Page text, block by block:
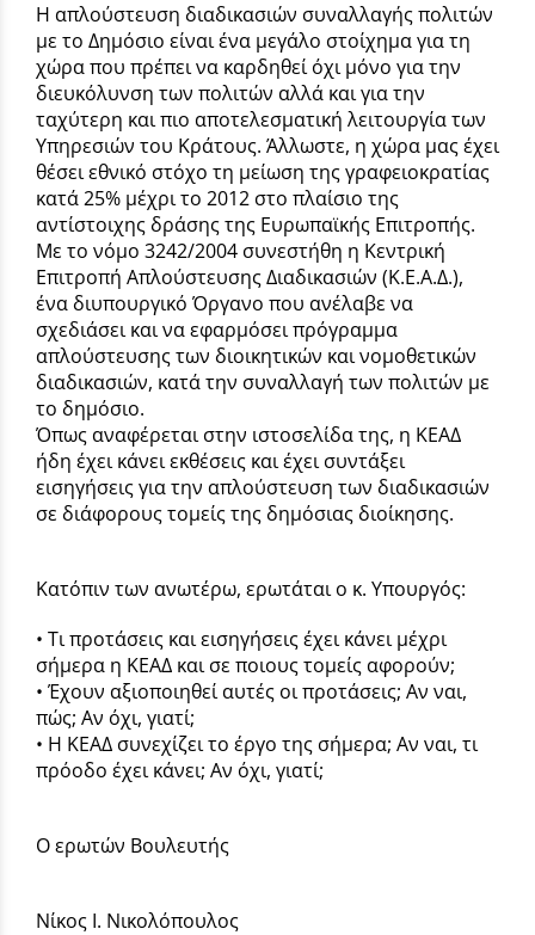
Η απλούστευση διαδικασιών συναλλαγής πολιτών
με το Δημόσιο είναι ένα μεγάλο στοίχημα για τη
χώρα που πρέπει να καρδηθεί όχι μόνο για την
διευκόλυνση των πολιτών αλλά και για την
ταχύτερη και πιο αποτελεσματική λειτουργία των
Υπηρεσιών του Κράτους. Άλλωστε, η χώρα μας έχει
θέσει εθνικό στόχο τη μείωση της γραφειοκρατίας
κατά 25% μέχρι το 2012 στο πλαίσιο της
αντίστοιχης δράσης της Ευρωπαϊκής Επιτροπής.
Με το νόμο 3242/2004 συνεστήθη η Κεντρική
Επιτροπή Απλούστευσης Διαδικασιών (Κ.Ε.Α.Δ.),
ένα διυπουργικό Όργανο που ανέλαβε να
σχεδιάσει και να εφαρμόσει πρόγραμμα
απλούστευσης των διοικητικών και νομοθετικών
διαδικασιών, κατά την συναλλαγή των πολιτών με
το δημόσιο.
Όπως αναφέρεται στην ιστοσελίδα της, η ΚΕΑΔ
ήδη έχει κάνει εκθέσεις και έχει συντάξει
εισηγήσεις για την απλούστευση των διαδικασιών
σε διάφορους τομείς της δημόσιας διοίκησης.
Κατόπιν των ανωτέρω, ερωτάται ο κ. Υπουργός:
• Τι προτάσεις και εισηγήσεις έχει κάνει μέχρι
σήμερα η ΚΕΑΔ και σε ποιους τομείς αφορούν;
• Έχουν αξιοποιηθεί αυτές οι προτάσεις; Αν ναι,
πώς; Αν όχι, γιατί;
• Η ΚΕΑΔ συνεχίζει το έργο της σήμερα; Αν ναι, τι
πρόοδο έχει κάνει; Αν όχι, γιατί;
Ο ερωτών Βουλευτής
Νίκος Ι. Νικολόπουλος